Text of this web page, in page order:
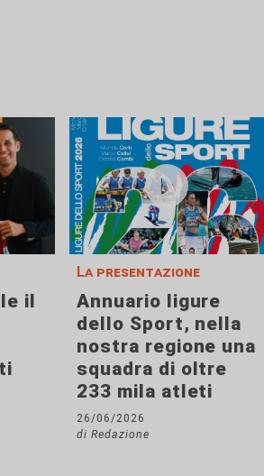
il
La presentazione
Annuario ligure
dello Sport, nella
nostra regione una
squadra di oltre
233 mila atleti
26/06/2026
di Redazione